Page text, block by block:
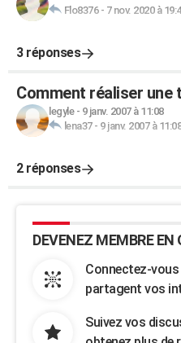
Flo8376- 7 nov. 2020 à
3 réponses
Comment réaliser une
legyle- 9 janv. 2007 à 11:08
lena37- 9 janv. 2007 à 11:08
2 réponses
DEVENEZ MEMBRE EN
Connectez-vous
partagent vos
Suivez vos